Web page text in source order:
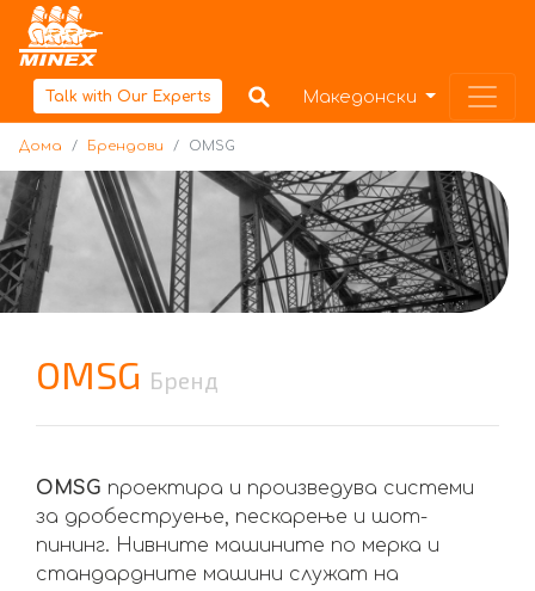
Talk with Our Experts Македонски
Дома Брендови OMSG
OMSG Бренд
OMSG проектира и произведува системи
за дробеструење, пескарење и шот-
пининг. Нивните машините по мерка и
стандардните машини служат на